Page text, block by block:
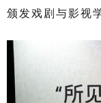
颁发戏剧与影视